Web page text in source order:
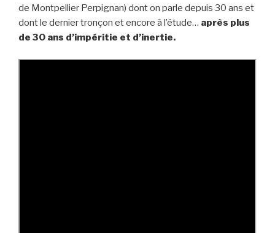
de Montpellier Perpignan) dont on parle depuis 30 ans et
dont le dernier tronçon et encore à l’étude… après plus
de 30 ans d’impéritie et d’inertie.